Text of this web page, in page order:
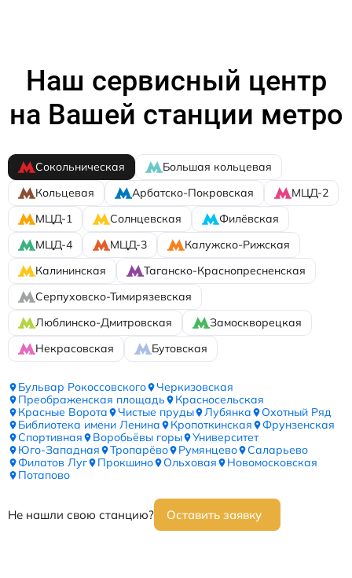
Наш сервисный центр
на Вашей станции метро
Сокольническая
Большая кольцевая
Кольцевая
Арбатско-Покровская
МЦД-2
МЦД-1
Солнцевская
Филёвская
МЦД-4
МЦД-3
Калужско-Рижская
Калининская
Таганско-Краснопресненская
Серпуховско-Тимирязевская
Люблинско-Дмитровская
Замоскворецкая
Некрасовская
Бутовская
Бульвар Рокоссовского
Черкизовская
Преображенская площадь
Красносельская
Красные Ворота
Чистые пруды Лубянка
Охотный Ряд
Библиотека имени Ленина
Кропоткинская
Фрунзенская
Спортивная
Воробьёвы горы
Университет
Юго-Западная
Тропарёво Румянцево
Саларьево
Филатов Луг
Прокшино Ольховая
Новомосковская
Потапово
Не нашли свою станцию? Оставить заявку